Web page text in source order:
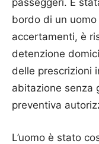
bordo di un
accertamenti, è
detenzione
delle prescrizioni
abitazione senza
preventiva
L’uomo è stato